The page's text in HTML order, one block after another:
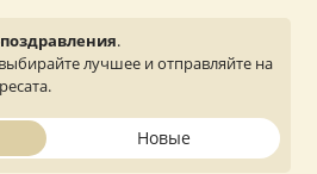
самых заказываемых именных
уникальны для каждой
приятное впечатление.
от президента поступит
или знакомой Анастасии.
.
лучшее и отправляйте на
Новые